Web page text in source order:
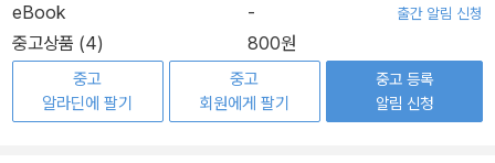
eBook
- 출간 알림 신청
중고상품 (4) 800원
중고
알라딘에 팔기
중고
회원에게 팔기
중고 등록
알림 신청